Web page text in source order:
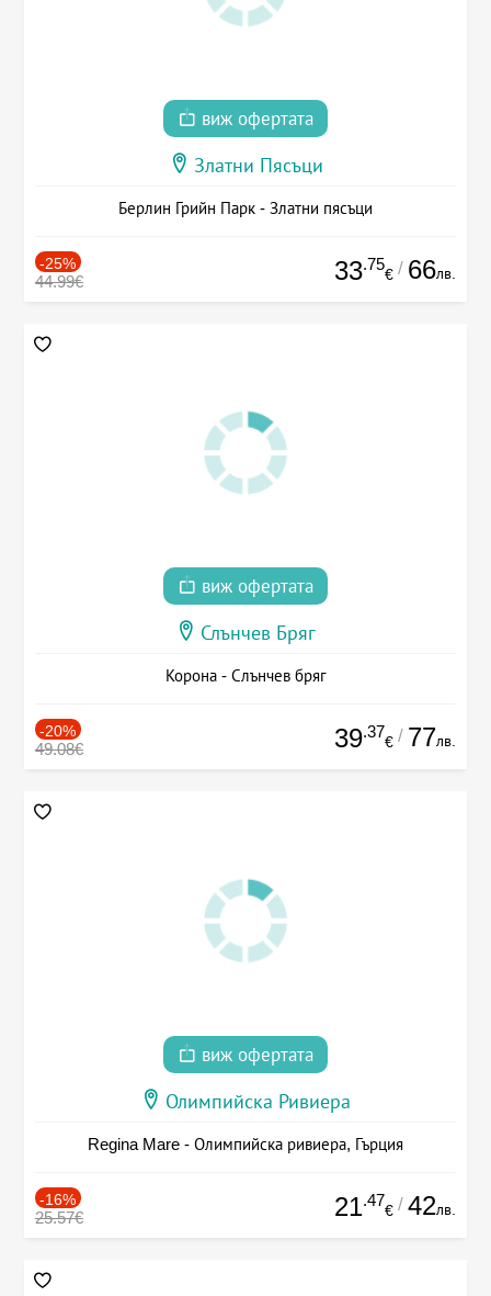
виж офертата
Златни Пясъци
Берлин Грийн Парк - Златни пясъци
-25%
44.99€ 33.75
€ / 66лв.
виж офертата
Слънчев Бряг
Корона - Слънчев бряг
-20%
49.08€ 39.37
€ / 77лв.
виж офертата
Олимпийска Ривиера
Regina Mare - Олимпийска ривиера, Гърция
-16%
25.57€ 21.47
€ / 42лв.